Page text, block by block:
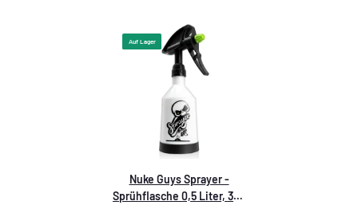
Auf Lager
Nuke Guys Sprayer -
Sprühflasche 0,5 Liter, 360